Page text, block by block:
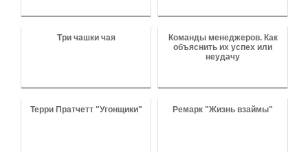
Три чашки чая
Команды менеджеров. Как
объяснить их успех или
неудачу
Терри Пратчетт "Угонщики" Ремарк "Жизнь взаймы"